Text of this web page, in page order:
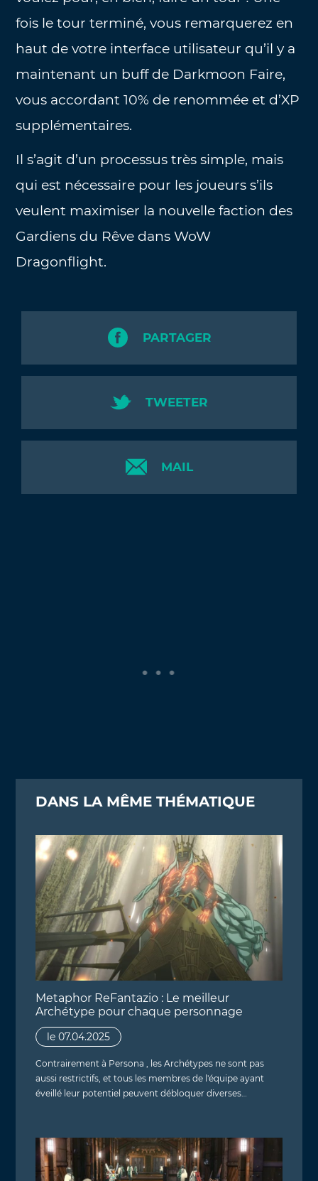
fois le tour terminé, vous remarquerez en
haut de votre interface utilisateur qu’il y a
maintenant un buff de Darkmoon Faire,
vous accordant 10% de renommée et d’XP
supplémentaires.
Il s’agit d’un processus très simple, mais
qui est nécessaire pour les joueurs s’ils
veulent maximiser la nouvelle faction des
Gardiens du Rêve dans WoW
Dragonflight.
PARTAGER
TWEETER
MAIL
DANS LA MÊME THÉMATIQUE
Metaphor ReFantazio : Le meilleur
Archétype pour chaque personnage
le 07.04.2025
Contrairement à Persona , les Archétypes ne sont pas
aussi restrictifs, et tous les membres de l'équipe ayant
éveillé leur potentiel peuvent débloquer diverses…